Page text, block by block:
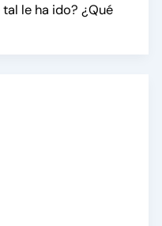
le ha ido? ¿Qué